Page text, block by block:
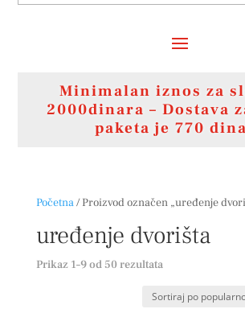
Minimalan iznos za
2000dinara – Dostava
paketa je 770
Početna/ Proizvod označen „uređenje
uređenje dvorišta
Prikaz 1–9 od 50 rezultataSortirano
popularnosti